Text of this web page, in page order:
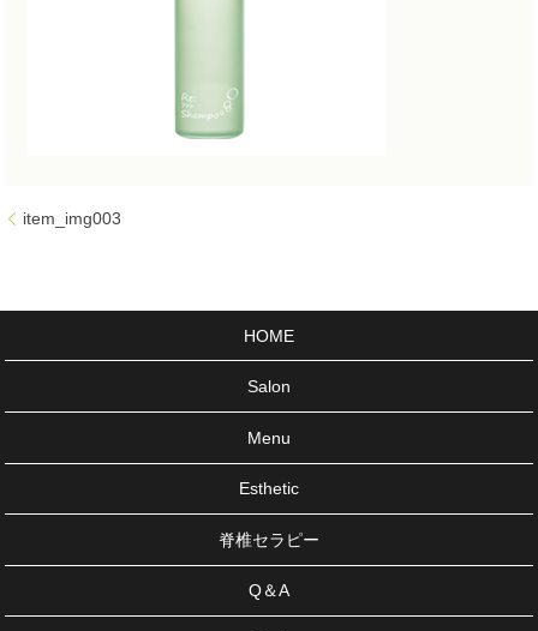
item_img003
HOME
Salon
Menu
Esthetic
脊椎セラピー
Q＆A